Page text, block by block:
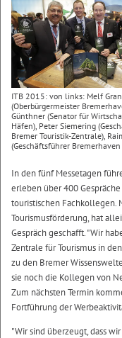
ITB 2015: von links: Melf
(Oberbürgermeister
Günthner (Senator für
Häfen), Peter Siemering
Bremer Touristik-Zentrale),
(Geschäftsführer
In den fünf Messetagen
erleben über 400
touristischen Fachkollegen.
Tourismusförderung, hat
Gespräch geschafft. "Wir
Zentrale für Tourismus in
zu den Bremer
sie noch die Kollegen von
Zum nächsten Termin
Fortführung der
"Wir sind überzeugt, dass